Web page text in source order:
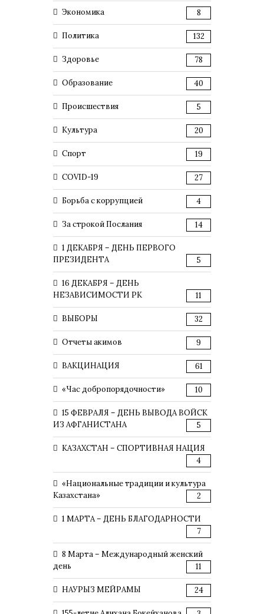
Экономика 8
Политика 132
Здоровье 78
Образование 40
Происшествия 5
Культура 20
Спорт 19
COVID-19 27
Борьба с коррупцией 4
За строкой Послания 14
1 ДЕКАБРЯ – ДЕНЬ ПЕРВОГО
ПРЕЗИДЕНТА
5
16 ДЕКАБРЯ – ДЕНЬ
НЕЗАВИСИМОСТИ РК
11
ВЫБОРЫ 32
Отчеты акимов 9
ВАКЦИНАЦИЯ 61
«Час добропорядочности» 10
15 ФЕВРАЛЯ – ДЕНЬ ВЫВОДА ВОЙСК
ИЗ АФГАНИСТАНА
5
КАЗАХСТАН – СПОРТИВНАЯ НАЦИЯ
4
«Национальные традиции и культура
Казахстана»
2
1 МАРТА – ДЕНЬ БЛАГОДАРНОСТИ
7
8 Марта – Международный женский
день
11
НАУРЫЗ МЕЙРАМЫ 24